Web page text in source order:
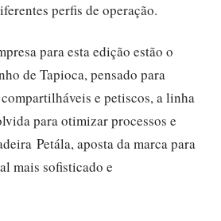
perfis de operação.
para esta edição estão o
de Tapioca, pensado para
e petiscos, a linha
para otimizar processos e
Petála, aposta da marca para
mais sofisticado e